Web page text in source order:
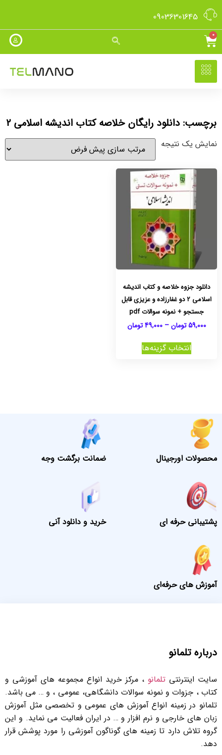
09036301645
0
برچسب: دانلود رایگان خلاصه کتاب اندیشه اسلامی 2
نمایش یک نتیجه
دانلود جزوه خلاصه و کتاب اندیشه
اسلامی 2 دو غفارزاده و عزیزی قابل
جستجو + نمونه سوالات pdf
59,000 تومان –
49,000 تومان
انتخاب گزینه‌ها
محصولات اورجینال ضمانت برگشت وجه
پشتیبانی حرفه ای خرید و دانلود آنی
آموزش های حرفه‌ای
درباره تلمانو
سایت اینترنتی تلمانو ، مرکز خرید انواع مجموعه های آموزشی و
کتاب ، جزوات و نمونه سوالات دانشگاهی، عمومی ، و … می باشد.
تلمانو در زمینه انواع آموزش های عمومی و تخصصی مثل آموزش
زبان های خارجی و نرم افزار و … در ایران فعالیت می نماید. و این
گروه تلاش دارد تا زمینه های گوناگون آموزشی را مورد پوشش قرار
دهد.